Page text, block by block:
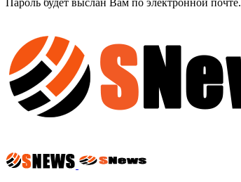
Пароль будет выслан Вам по электронной почте.